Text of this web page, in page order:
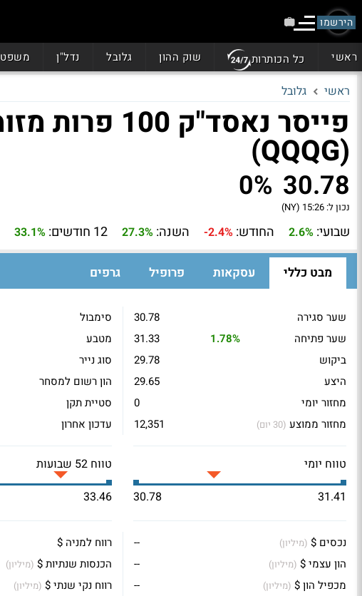
הירשמו
ראשי כל הכותרות שוק ההון גלובל נדל"ן משפט
ראשי גלובל
(QQQG)
30.78
0%
נכון ל: 15:26 (NY)
שבועי: 2.6% החודש: -2.4% השנה: 27.3% 12 חודשים: 33.1%
מבט כללי עסקאות פרופיל גרפים
שער סגירה
30.78
שער פתיחה
1.78%
31.33
ביקוש
29.78
היצע
29.65
מחזור יומי
0
מחזור ממוצע (30 יום) 12,351
סימבול
מטבע
סוג נייר
הון רשום למסחר
סטיית תקן
עדכון אחרון
טווח יומי
31.41
30.78
טווח 52 שבועות
33.46
נכסים $ (מיליון)
--
הון עצמי $ (מיליון)
--
מכפיל הון $ (מיליון)
--
רווח למניה $
הכנסות שנתיות $ (מיליון)
רווח נקי שנתי $ (מיליון)